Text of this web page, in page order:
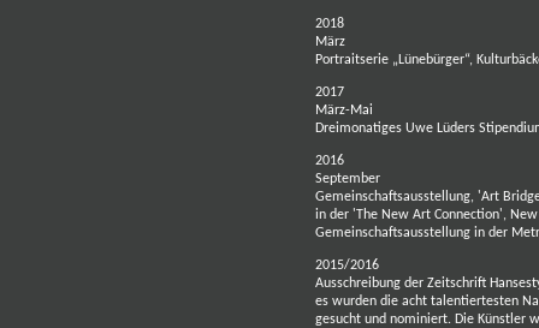
2018
März
Portraitserie „Lünebürger“,
2017
März-Mai
Dreimonatiges Uwe Lüders
2016
September
Gemeinschaftsausstellung, 'Art
in der 'The New Art Connection', New
Gemeinschaftsausstellung in der
2015/2016
Ausschreibung der Zeitschrift
es wurden die acht talentiertesten
gesucht und nominiert. Die Künstler